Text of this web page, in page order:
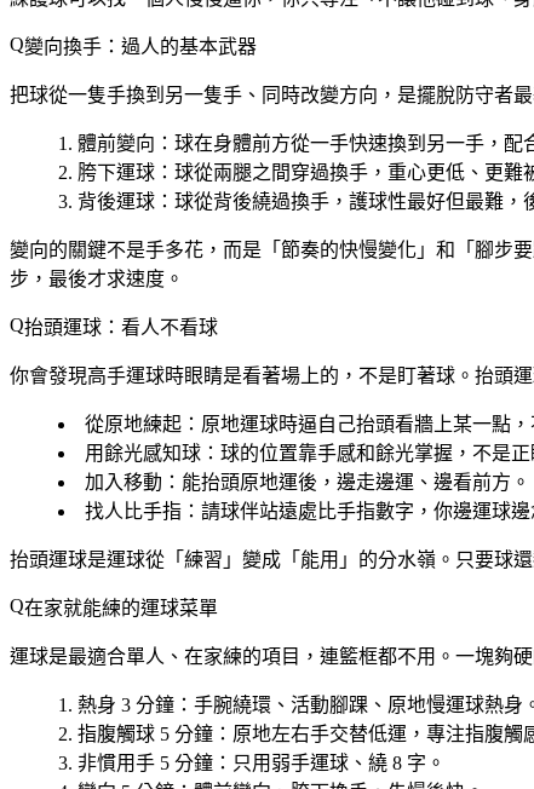
變向換手：過人的基本武器
把球從一隻手換到另一隻手、同時改變方向，是擺脫防守者
體前變向 ：球在身體前方從一手快速換到另一手，配
胯下運球 ：球從兩腿之間穿過換手，重心更低、更難
背後運球 ：球從背後繞過換手，護球性最好但最難，
變向的關鍵不是手多花，而是「節奏的快慢變化」和「腳步
步，最後才求速度。
抬頭運球：看人不看球
你會發現高手運球時眼睛是看著場上的，不是盯著球。抬頭
從原地練起 ：原地運球時逼自己抬頭看牆上某一點，
用餘光感知球 ：球的位置靠手感和餘光掌握，不是正
加入移動 ：能抬頭原地運後，邊走邊運、邊看前方。
找人比手指 ：請球伴站遠處比手指數字，你邊運球
抬頭運球是運球從「練習」變成「能用」的分水嶺。只要球
在家就能練的運球菜單
運球是最適合單人、在家練的項目，連籃框都不用。一塊夠
熱身 3 分鐘 ：手腕繞環、活動腳踝、原地慢運球熱身
指腹觸球 5 分鐘 ：原地左右手交替低運，專注指腹觸
非慣用手 5 分鐘 ：只用弱手運球、繞 8 字。